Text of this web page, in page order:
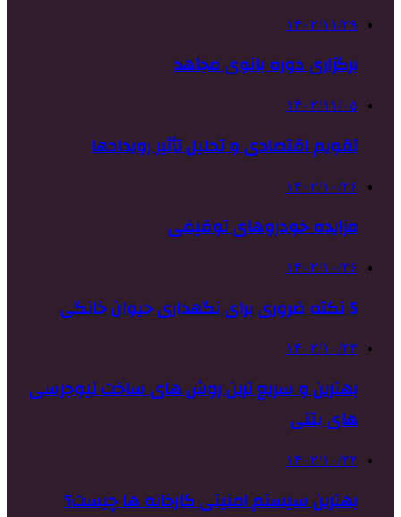
۱۴۰۲/۱۱/۲۹
برگزاری دوره بانوی مجاهد
۱۴۰۲/۱۱/۰۵
تقویم اقتصادی و تحلیل تأثیر رویدادها
۱۴۰۲/۱۰/۲۶
مزایده خودروهای توقیفی
۱۴۰۲/۱۰/۲۶
5 نکته ضروری برای نگهداری حیوان خانگی
۱۴۰۲/۱۰/۲۳
بهترین و سریع ترین روش های ساخت نیوجرسی
های بتنی
۱۴۰۲/۱۰/۲۲
بهترین سیستم امنیتی کارخانه ها چیست؟